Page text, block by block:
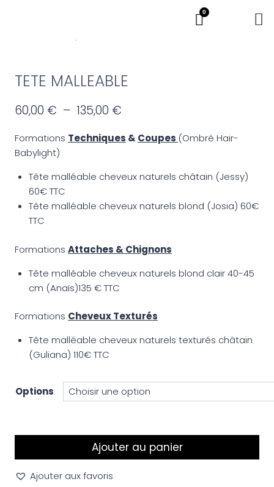
0
TETE MALLEABLE
60,00 € – 135,00 €
Formations Techniques &Coupes (Ombré Hair-
Babylight)
Tête malléable cheveux naturels châtain (Jessy)
60€ TTC
Tête malléable cheveux naturels blond (Josia) 60€
TTC
Formations Attaches & Chignons
Tête malléable cheveux naturels blond clair 40-45
cm (Anaïs)135 € TTC
Formations Cheveux Texturés
Tête malléable cheveux naturels texturés châtain
(Guliana) 110€ TTC
Options
Ajouter au panier
Ajouter aux favoris